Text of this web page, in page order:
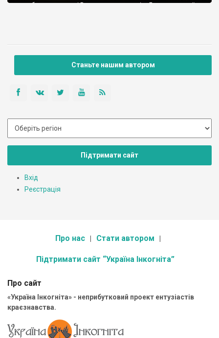
перебувала в складі Вольновського повіту Бєлгородської
Станьте нашим автором
Підтримати сайт
Вхід
Реєстрація
Про нас Стати автором
Підтримати сайт “Україна Інкогніта”
Про сайт
«Україна Інкогніта» - неприбутковий проект ентузіастів
краєзнавства.